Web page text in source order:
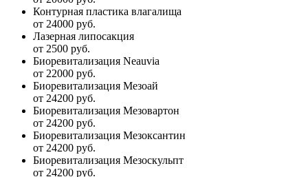
Контурная пластика влагалища
от 24000 руб.
Лазерная липосакция
от 2500 руб.
Биоревитализация Neauvia
от 22000 руб.
Биоревитализация Мезоай
от 24200 руб.
Биоревитализация Мезовартон
от 24200 руб.
Биоревитализация Мезоксантин
от 24200 руб.
Биоревитализация Мезоскульпт
от 24200 руб.